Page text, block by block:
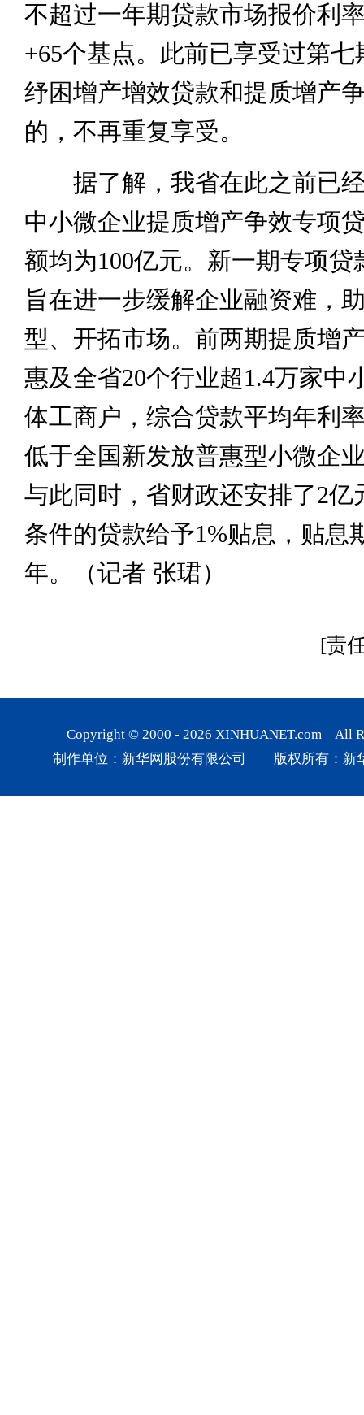
不超过一年期贷款市场报价利
+65个基点。此前已享受过第七
纾困增产增效贷款和提质增产
的，不再重复享受。
据了解，我省在此之前已经
中小微企业提质增产争效专项
额均为100亿元。新一期专项贷
旨在进一步缓解企业融资难，
型、开拓市场。前两期提质增
惠及全省20个行业超1.4万家中
体工商户，综合贷款平均年利
低于全国新发放普惠型小微企
与此同时，省财政还安排了2亿
条件的贷款给予1%贴息，贴息
年。（记者 张珺）
[责
Copyright © 2000 - 2026 XINHUANET.com All
制作单位：新华网股份有限公司 版权所有：新